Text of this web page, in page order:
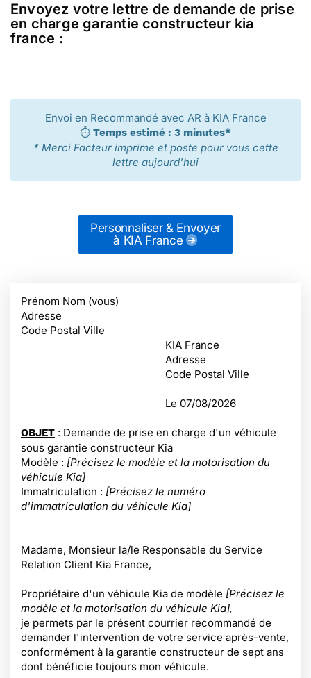
Envoyez votre lettre de demande de prise
en charge garantie constructeur kia
france :
Envoi en Recommandé avec AR à KIA France
⏱️ Temps estimé : 3 minutes*
* Merci Facteur imprime et poste pour vous cette
lettre aujourd'hui
Personnaliser & Envoyer
à KIA France
Prénom Nom (vous)
Adresse
Code Postal Ville
KIA France
Adresse
Code Postal Ville
Le 07/08/2026
OBJET : Demande de prise en charge d'un véhicule
sous garantie constructeur Kia
Modèle : [Précisez le modèle et la motorisation du
véhicule Kia]
Immatriculation : [Précisez le numéro
d'immatriculation du véhicule Kia]
Madame, Monsieur la/le Responsable du Service
Relation Client Kia France,
Propriétaire d'un véhicule Kia de modèle [Précisez le
modèle et la motorisation du véhicule Kia],
je permets par le présent courrier recommandé de
demander l'intervention de votre service après-vente,
conformément à la garantie constructeur de sept ans
dont bénéficie toujours mon véhicule.